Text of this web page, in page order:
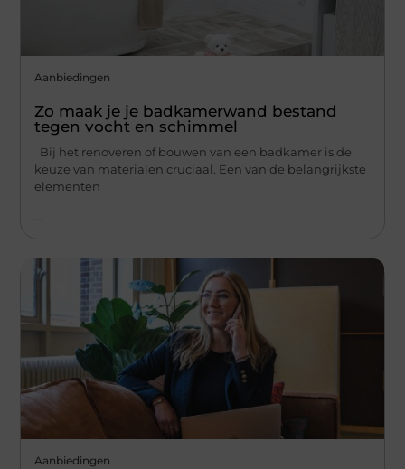
Aanbiedingen
Zo maak je je badkamerwand bestand
tegen vocht en schimmel
Bij het renoveren of bouwen van een badkamer is de
keuze van materialen cruciaal. Een van de belangrijkste
elementen
...
Aanbiedingen